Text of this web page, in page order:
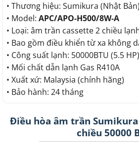
• Thương hiệu: Sumikura (Nhật Bản)
• Model: APC/APO-H500/8W-A
• Loại: âm trần cassette 2 chiều
• Bao gồm điều khiển từ xa không
• Công suất lạnh: 50000BTU (5.5 HP)
• Mối chất dẫn lạnh Gas R410A
• Xuất xứ: Malaysia (chính hãng)
• Bảo hành: 24 tháng
Điều hòa âm trần Sumikura
chiều 50000